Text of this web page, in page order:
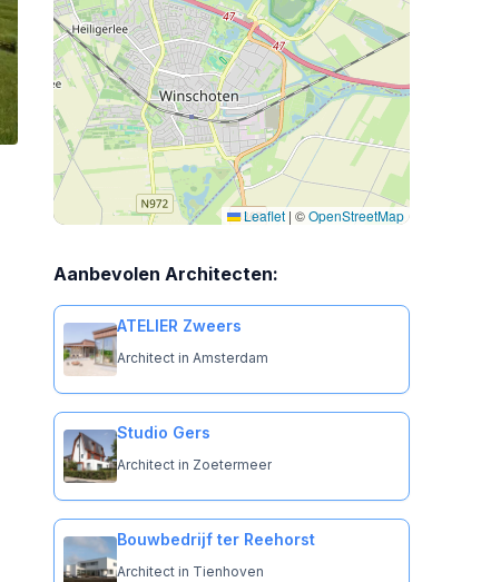
Leaflet | ©OpenStreetMap
Aanbevolen Architecten:
ATELIER Zweers
Architect in Amsterdam
Studio Gers
Architect in Zoetermeer
Bouwbedrijf ter Reehorst
Architect in Tienhoven